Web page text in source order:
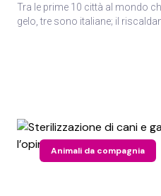
Tra le prime 10 città al mondo
gelo, tre sono italiane; il
Animali da compagnia